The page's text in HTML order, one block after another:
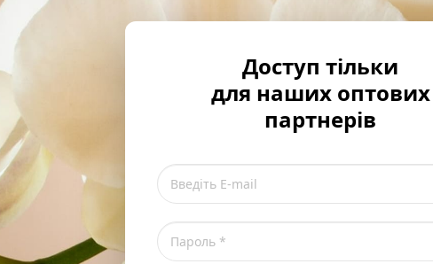
Доступ тільки
для наших оптових
партнерів